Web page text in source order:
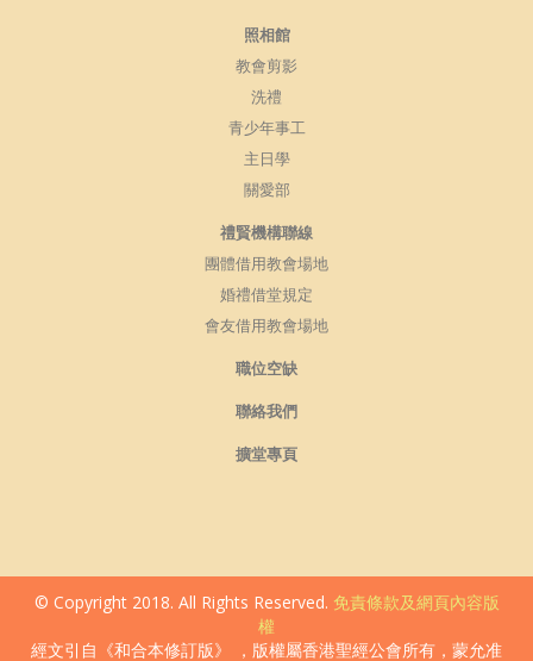
照相館
教會剪影
洗禮
青少年事工
主日學
關愛部
禮賢機構聯線
團體借用教會場地
婚禮借堂規定
會友借用教會場地
職位空缺
聯絡我們
擴堂專頁
© Copyright 2018. All Rights Reserved. 免責條款及網頁內容版
權
經文引自《和合本修訂版》 ，版權屬香港聖經公會所有，蒙允准